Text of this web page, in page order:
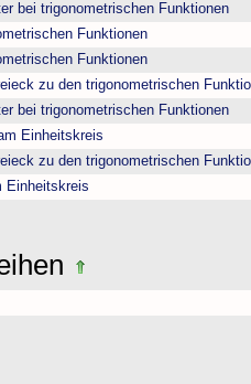
bei trigonometrischen Funktionen
Funktionen
Funktionen
zu den trigonometrischen
bei trigonometrischen Funktionen
Einheitskreis
zu den trigonometrischen
Einheitskreis